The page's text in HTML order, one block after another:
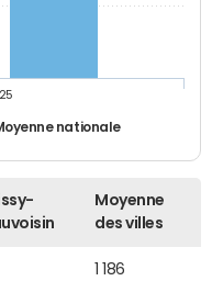
nationale
Moyenne
des villes
1 186